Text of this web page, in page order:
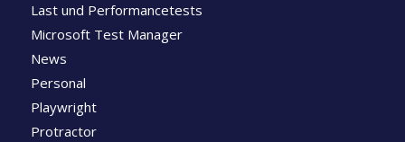
Last und Performancetests
Microsoft Test Manager
News
Personal
Playwright
Protractor